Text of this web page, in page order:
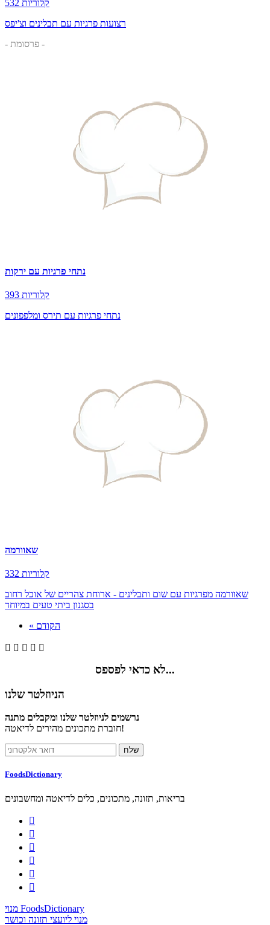
532 קלוריות
רצועות פרגיות עם תבלינים וצ'יפס
- פרסומת -
נתחי פרגיות עם ירקות
393 קלוריות
נתחי פרגיות עם תירס ומלפפונים
שאוורמה
332 קלוריות
שאוורמה מפרגיות עם שום ותבלינים - ארוחת צהריים של אוכל רחוב
בסגנון ביתי טעים במיוחד
« הקודם
    
לא כדאי לפספס...
הניוזלטר שלנו
נרשמים לניוזלטר שלנו ומקבלים מתנה
חוברת מתכונים מהירים לדיאטה!
FoodsDictionary
בריאות, תזונה, מתכונים, כלים לדיאטה ומחשבונים






מנוי FoodsDictionary
מנוי ליועצי תזונה וכושר